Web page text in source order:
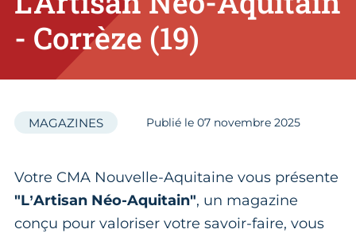
- Corrèze (19)
MAGAZINES Publié le 07 novembre 2025
Votre CMA Nouvelle-Aquitaine vous présente
"L’Artisan Néo-Aquitain", un magazine
conçu pour valoriser votre savoir-faire, vous